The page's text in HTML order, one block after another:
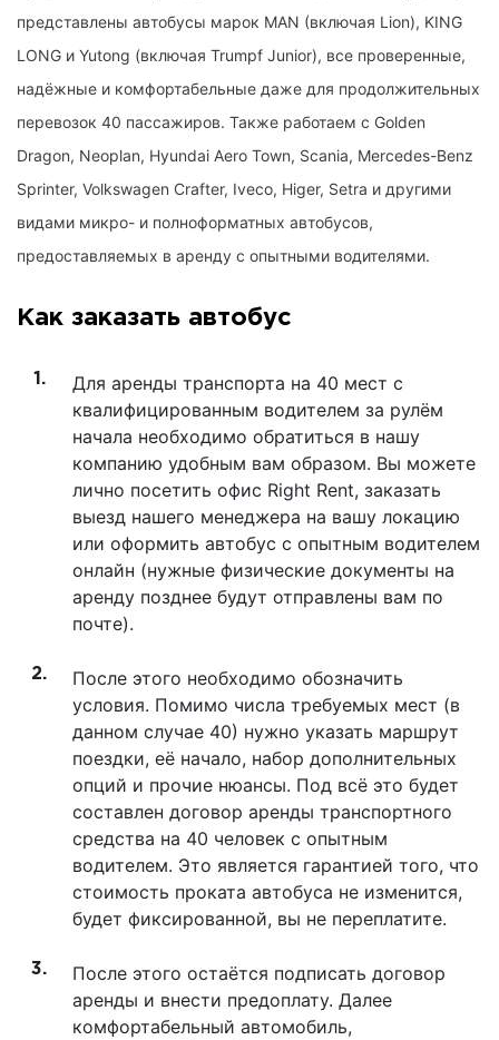
представлены автобусы марок MAN (включая Lion), KING
LONG и Yutong (включая Trumpf Junior), все проверенные,
надёжные и комфортабельные даже для продолжительных
перевозок 40 пассажиров. Также работаем с Golden
Dragon, Neoplan, Hyundai Aero Town, Scania, Mercedes-Benz
Sprinter, Volkswagen Crafter, Iveco, Higer, Setra и другими
видами микро- и полноформатных автобусов,
предоставляемых в аренду с опытными водителями.
Как заказать автобус
Для аренды транспорта на 40 мест с
квалифицированным водителем за рулём
начала необходимо обратиться в нашу
компанию удобным вам образом. Вы можете
лично посетить офис Right Rent, заказать
выезд нашего менеджера на вашу локацию
или оформить автобус с опытным водителем
онлайн (нужные физические документы на
аренду позднее будут отправлены вам по
почте).
После этого необходимо обозначить
условия. Помимо числа требуемых мест (в
данном случае 40) нужно указать маршрут
поездки, её начало, набор дополнительных
опций и прочие нюансы. Под всё это будет
составлен договор аренды транспортного
средства на 40 человек с опытным
водителем. Это является гарантией того, что
стоимость проката автобуса не изменится,
будет фиксированной, вы не переплатите.
После этого остаётся подписать договор
аренды и внести предоплату. Далее
комфортабельный автомобиль,